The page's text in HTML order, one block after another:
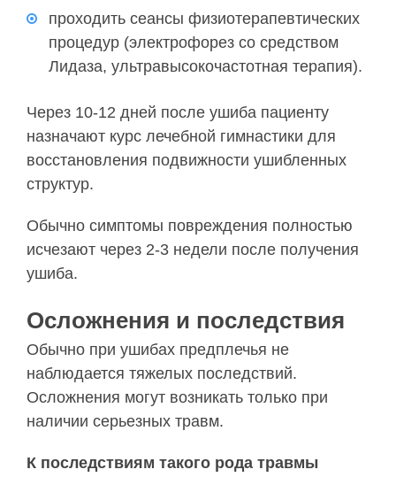
проходить сеансы физиотерапевтических
процедур (электрофорез со средством
Лидаза, ультравысокочастотная терапия).
Через 10-12 дней после ушиба пациенту
назначают курс лечебной гимнастики для
восстановления подвижности ушибленных
структур.
Обычно симптомы повреждения полностью
исчезают через 2-3 недели после получения
ушиба.
Осложнения и последствия
Обычно при ушибах предплечья не
наблюдается тяжелых последствий.
Осложнения могут возникать только при
наличии серьезных травм.
К последствиям такого рода травмы